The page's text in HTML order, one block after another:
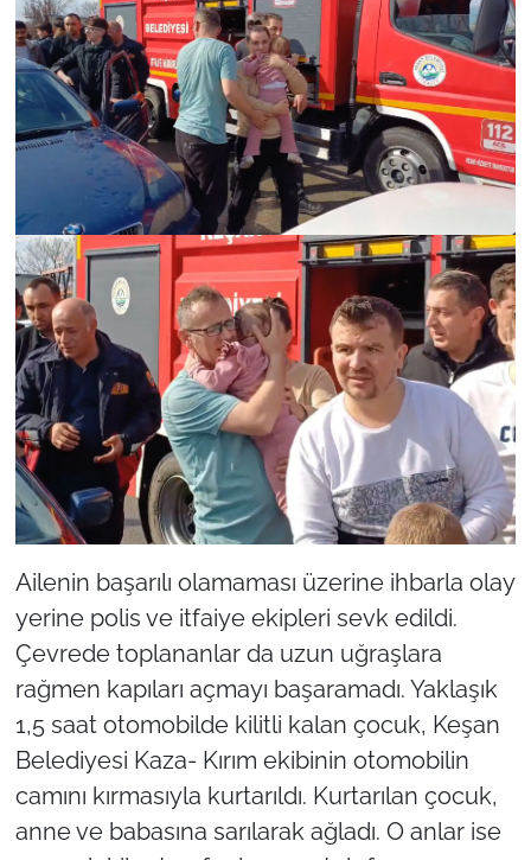
Ailenin başarılı olamaması üzerine ihbarla olay
yerine polis ve itfaiye ekipleri sevk edildi.
Çevrede toplananlar da uzun uğraşlara
rağmen kapıları açmayı başaramadı. Yaklaşık
1,5 saat otomobilde kilitli kalan çocuk, Keşan
Belediyesi Kaza- Kırım ekibinin otomobilin
camını kırmasıyla kurtarıldı. Kurtarılan çocuk,
anne ve babasına sarılarak ağladı. O anlar ise
Finans
Genel-A
Gündem-Eğitim